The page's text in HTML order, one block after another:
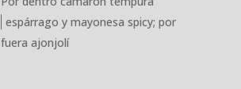
espárrago y mayonesa spicy; por
fuera ajonjolí